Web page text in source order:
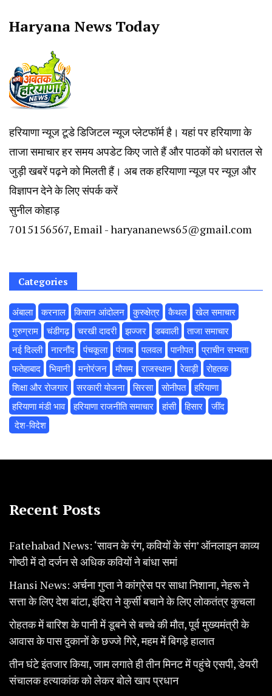
Haryana News Today
हरियाणा न्यूज टूडे डिजिटल न्यूज प्लेटफॉर्म है। यहां पर हरियाणा के
ताजा समाचार हर समय अपडेट किए जाते हैं और पाठकों को धरातल से
जुड़ी खबरें पढ़ने को मिलती हैं। अब तक हरियाणा न्यूज़ पर न्यूज़ और
विज्ञापन देने के लिए संपर्क करें
सुनील कोहाड़
7015156567, Email - haryananews65@gmail.com
Categories
अंबाला करनाल किसान आंदोलन कुरुक्षेत्र कैथल
खेल समाचार
गुरुग्राम
चंडीगढ़ चरखी दादरी झज्जर डबवाली
ताजा समाचार
नई दिल्ली
नारनौंद पंचकूला पंजाब पलवल पानीपत
प्राचीन सभ्यता
फतेहाबाद
भिवानी मनोरंजन मौसम राजस्थान रेवाड़ी
रोहतक
शिक्षा और रोजगार
सरकारी योजना सिरसा सोनीपत
हरियाणा
हरियाणा मंडी भाव
हरियाणा राजनीति समाचार हांसी हिसार
‌जींद
‌ देश-विदेश
Recent Posts
Fatehabad News: ‘सावन के रंग, कवियों के संग’ ऑनलाइन काव्य
गोष्ठी में दो दर्जन से अधिक कवियों ने बांधा समां
Hansi News: अर्चना गुप्ता ने कांग्रेस पर साधा निशाना, नेहरू ने
सत्ता के लिए देश बांटा, इंदिरा ने कुर्सी बचाने के लिए लोकतंत्र कुचला
रोहतक में बारिश के पानी में डूबने से बच्चे की मौत, पूर्व मुख्यमंत्री के
आवास के पास दुकानों के छज्जे गिरे, महम में बिगड़े हालात
तीन घंटे इंतजार किया, जाम लगाते ही तीन मिनट में पहुंचे एसपी, डेयरी
संचालक हत्याकांक को लेकर बोले खाप प्रधान